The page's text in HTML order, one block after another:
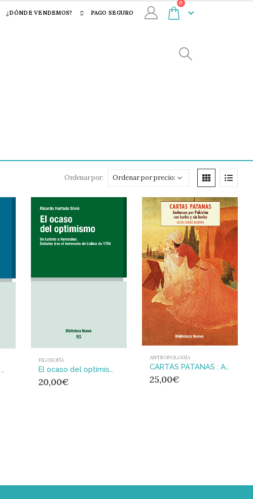
¿DÓNDE VENDEMOS? PAGO SEGURO
0
Ordenar por:
El lugar de la crítica : Teoría crítica, hermenéutica y el problema de la transcendencia intrahistírica
FILOSOFÍA
El ocaso del optimismo : De Leibniz a Hamacher. Debates tras el terremoto de Lisboa
20,00€
ANTROPOLOGÍA
CARTAS PATANAS : ANDANZAS POR PAKISTÁN CON BURKA Y SIN BURKA
25,00€